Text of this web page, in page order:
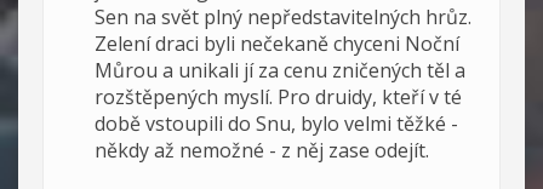
Sen na svět plný nepředstavitelných hrůz.
Zelení draci byli nečekaně chyceni Noční
Můrou a unikali jí za cenu zničených těl a
rozštěpených myslí. Pro druidy, kteří v té
době vstoupili do Snu, bylo velmi těžké -
někdy až nemožné - z něj zase odejít.